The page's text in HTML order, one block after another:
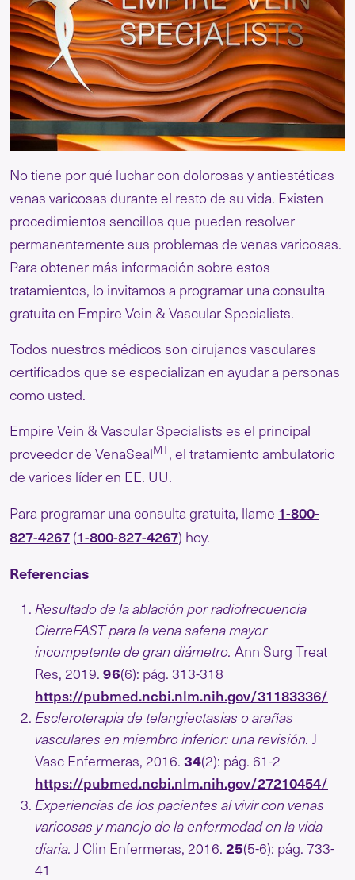
No tiene por qué luchar con dolorosas y antiestéticas
venas varicosas durante el resto de su vida. Existen
procedimientos sencillos que pueden resolver
permanentemente sus problemas de venas varicosas.
Para obtener más información sobre estos
tratamientos, lo invitamos a programar una consulta
gratuita en Empire Vein & Vascular Specialists.
Todos nuestros médicos son cirujanos vasculares
certificados que se especializan en ayudar a personas
como usted.
Empire Vein & Vascular Specialists es el principal
proveedor de VenaSealMT, el tratamiento ambulatorio
de varices líder en EE. UU.
Para programar una consulta gratuita, llame 1-800-
827-4267 (1-800-827-4267) hoy.
Referencias
Resultado de la ablación por radiofrecuencia
CierreFAST para la vena safena mayor
incompetente de gran diámetro. Ann Surg Treat
Res, 2019. 96(6): pág. 313-318
https://pubmed.ncbi.nlm.nih.gov/31183336/
Escleroterapia de telangiectasias o arañas
vasculares en miembro inferior: una revisión. J
Vasc Enfermeras, 2016. 34(2): pág. 61-2
https://pubmed.ncbi.nlm.nih.gov/27210454/
Experiencias de los pacientes al vivir con venas
varicosas y manejo de la enfermedad en la vida
diaria. J Clin Enfermeras, 2016. 25(5-6): pág. 733-
41